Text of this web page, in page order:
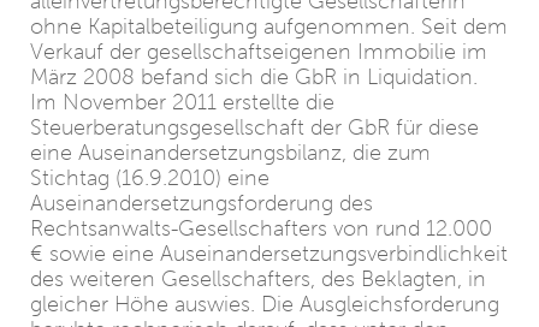
ohne Kapitalbeteiligung aufgenommen. Seit dem
Verkauf der gesellschaftseigenen Immobilie im
März 2008 befand sich die GbR in Liquidation.
Im November 2011 erstellte die
Steuerberatungsgesellschaft der GbR für diese
eine Auseinandersetzungsbilanz, die zum
Stichtag (16.9.2010) eine
Auseinandersetzungsforderung des
Rechtsanwalts-Gesellschafters von rund 12.000
€ sowie eine Auseinandersetzungsverbindlichkeit
des weiteren Gesellschafters, des Beklagten, in
gleicher Höhe auswies. Die Ausgleichsforderung